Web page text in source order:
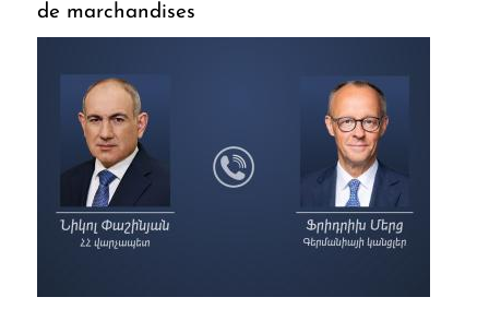
de marchandises